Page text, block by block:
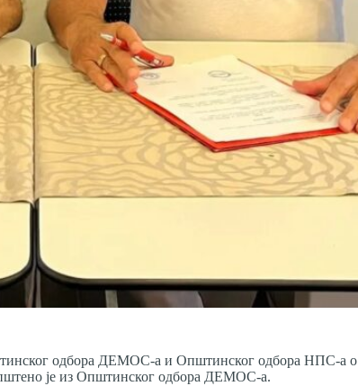
одбора ДЕМОС-а и Општинског одбора НПС-а о
је из Општинског одбора ДЕМОС-а.